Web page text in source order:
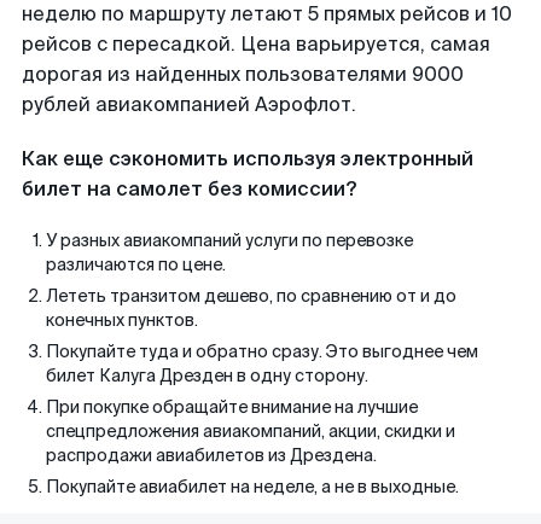
неделю по маршруту летают 5 прямых рейсов и 10
рейсов с пересадкой. Цена варьируется, самая
дорогая из найденных пользователями 9000
рублей авиакомпанией Аэрофлот.
Как еще сэкономить используя электронный
билет на самолет без комиссии?
У разных авиакомпаний услуги по перевозке
различаются по цене.
Лететь транзитом дешево, по сравнению от и до
конечных пунктов.
Покупайте туда и обратно сразу. Это выгоднее чем
билет Калуга Дрезден в одну сторону.
При покупке обращайте внимание на лучшие
спецпредложения авиакомпаний, акции, скидки и
распродажи авиабилетов из Дрездена.
Покупайте авиабилет на неделе, а не в выходные.